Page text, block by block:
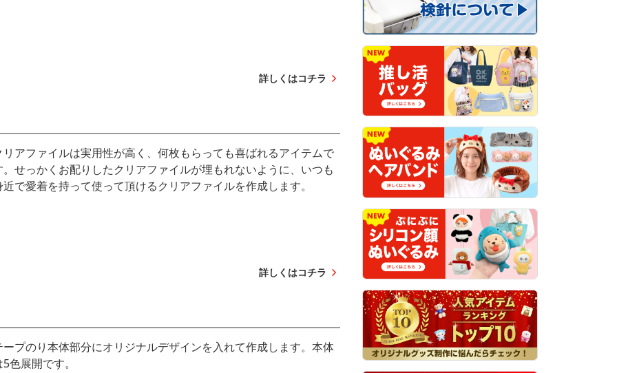
詳しくはコチラ
リアファイルは実用性が高く、何枚もらっても喜ばれるアイテムで
。せっかくお配りしたクリアファイルが埋もれないように、いつも
近で愛着を持って使って頂けるクリアファイルを作成します。
詳しくはコチラ
ープのり本体部分にオリジナルデザインを入れて作成します。本体
色展開です。